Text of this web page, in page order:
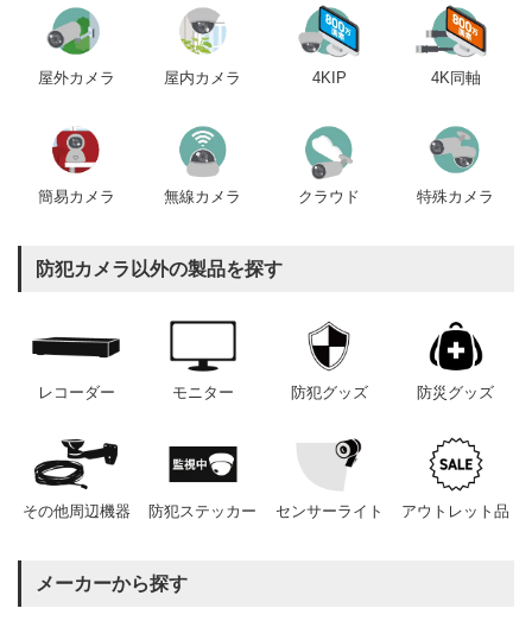
屋外カメラ 屋内カメラ 4KIP 4K同軸
簡易カメラ 無線カメラ クラウド 特殊カメラ
防犯カメラ以外の製品を探す
レコーダー モニター 防犯グッズ 防災グッズ
その他周辺機器 防犯ステッカー センサーライト アウトレット品
メーカーから探す